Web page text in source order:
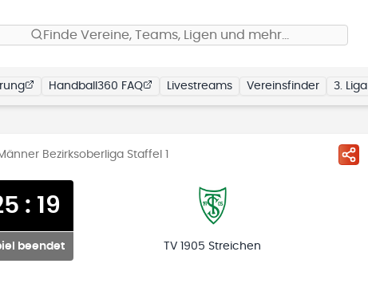
Finde Vereine, Teams, Ligen und mehr…
Handball360 FAQ Livestreams Vereinsfinder 3. Liga
Bezirksoberliga Staffel 1
: 19
beendet TV 1905 Streichen